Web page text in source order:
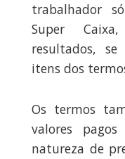
trabalhador
Super
resultados,
itens dos
Os termos
valores
natureza de